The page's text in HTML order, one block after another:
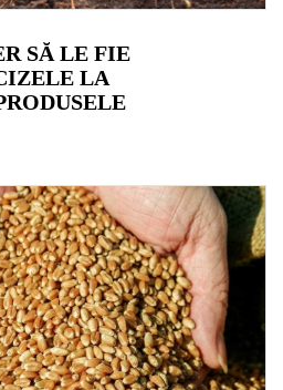
SĂ LE FIE
LA